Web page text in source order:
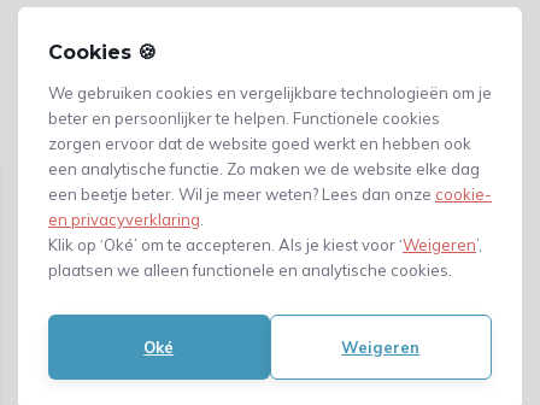
Cookies 🍪
We gebruiken cookies en vergelijkbare technologieën om je
beter en persoonlijker te helpen. Functionele cookies
zorgen ervoor dat de website goed werkt en hebben ook
een analytische functie. Zo maken we de website elke dag
een beetje beter. Wil je meer weten? Lees dan onze cookie-
en privacyverklaring
Klik op ‘Oké’ om te accepteren. Als je kiest voor ‘Weigeren’,
plaatsen we alleen functionele en analytische cookies.
Oké Weigeren
Gerelateerde producten
Huismerk Samsung CLT-
Huismerk Samsung MLT-